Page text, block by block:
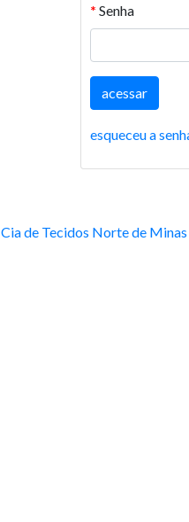
* Senha
esqueceu a
Cia de Tecidos Norte de Minas